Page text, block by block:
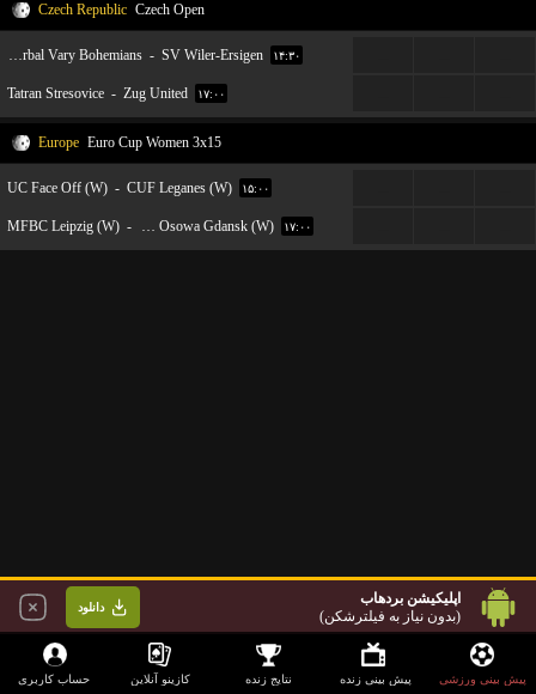
اپلیکیشن بردهاب
(بدون نیاز به فیلترشکن)
دانلود
Czech Republic Czech Open
Florbal Vary Bohemians - SV Wiler-Ersigen ۱۴:۳۰
Tatran Stresovice - Zug United ۱۷:۰۰
Europe Euro Cup Women 3x15
UC Face Off (W) - CUF Leganes (W) ۱۵:۰۰
MFBC Leipzig (W) - Olimpia Osowa Gdansk (W) ۱۷:۰۰
پیش بینی ورزشی پیش بینی زنده نتایج زنده کازینو آنلاین حساب کاربری